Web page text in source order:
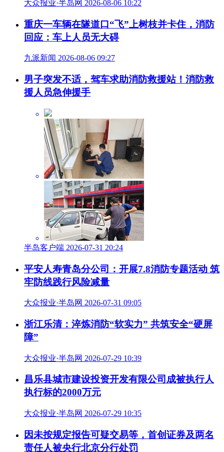
大众报业·半岛网 2026-08-06 10:22
重庆一车辆在隧道口“飞”上树枝并卡住，消防
回应：车上人员无大碍
九派新闻 2026-08-06 09:27
男子突发不适，驾车求助消防救援站！消防救
援人员急伸援手
半岛客户端 2026-07-31 20:24
平安人寿青岛分公司：开展7.8消防专题活动 筑
牢防线践行风险减量
大众报业·半岛网 2026-07-31 09:05
浙江乐清：淬炼消防“软实力” 共筑安全“硬屏
障”
大众报业·半岛网 2026-07-29 10:39
昌乐县城市建设投资开发有限公司成被执行人
执行标的2000万元
大众报业·半岛网 2026-07-29 10:35
因未按规定报告可疑交易等，首创证券及两名
责任人被央行北京分行处罚